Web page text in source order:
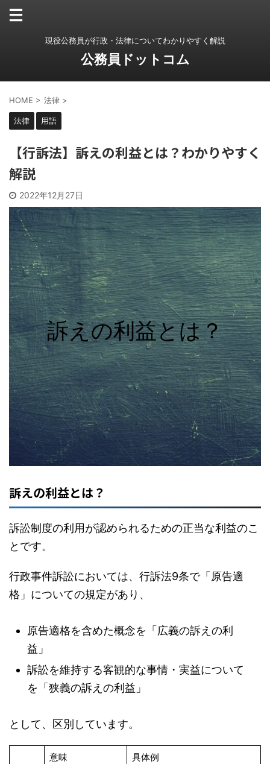
現役公務員が行政・法律についてわかりやすく解説
公務員ドットコム
HOME > 法律 >
法律 用語
【行訴法】訴えの利益とは？わかりやすく
解説
2022年12月27日
訴えの利益とは？
訴えの利益とは？
訴訟制度の利用が認められるための正当な利益のこ
とです。
行政事件訴訟においては、行訴法9条で「原告適
格」についての規定があり、
原告適格を含めた概念を「広義の訴えの利
益」
訴訟を維持する客観的な事情・実益について
を「狭義の訴えの利益」
として、区別しています。
意味 具体例